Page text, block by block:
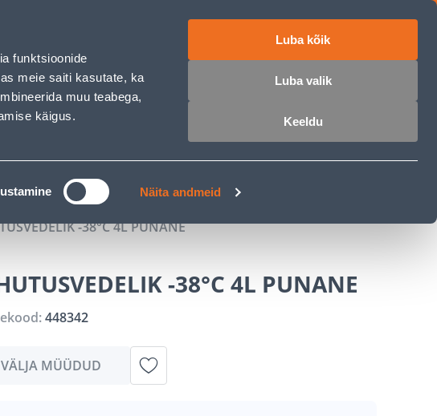
funktsioonide
meie saiti kasutate, ka
muu teabega,
käigus.
Näita andmeid
Luba kõik
Luba valik
Keeldu
Logi sisse
JÄRELMAKS
-38°C 4L PUNANE
-38°C 4L PUNANE
448342
VÄLJA MÜÜDUD